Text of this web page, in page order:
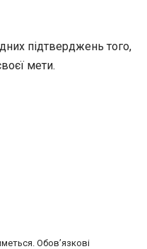
підтверджень того,
мети.
Обов’язкові